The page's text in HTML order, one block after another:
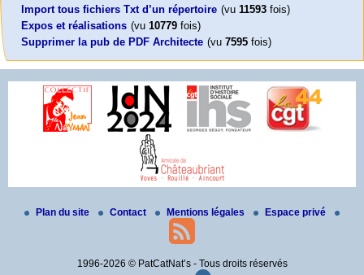
Import tous fichiers Txt d’un répertoire (vu 11593 fois)
Expos et réalisations (vu 10779 fois)
Supprimer la pub de PDF Architecte (vu 7595 fois)
Plan du site Contact Mentions légales Espace privé
1996-2026 © PatCatNat’s - Tous droits réservés